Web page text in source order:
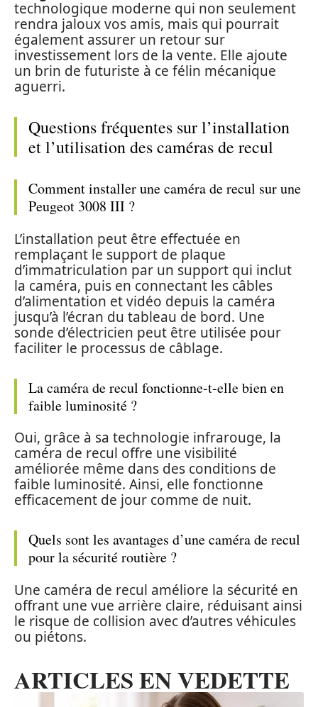
technologique moderne qui non seulement
rendra jaloux vos amis, mais qui pourrait
également assurer un retour sur
investissement lors de la vente. Elle ajoute
un brin de futuriste à ce félin mécanique
aguerri.
Questions fréquentes sur l’installation
et l’utilisation des caméras de recul
Comment installer une caméra de recul sur une
Peugeot 3008 III ?
L’installation peut être effectuée en
remplaçant le support de plaque
d’immatriculation par un support qui inclut
la caméra, puis en connectant les câbles
d’alimentation et vidéo depuis la caméra
jusqu’à l’écran du tableau de bord. Une
sonde d’électricien peut être utilisée pour
faciliter le processus de câblage.
La caméra de recul fonctionne-t-elle bien en
faible luminosité ?
Oui, grâce à sa technologie infrarouge, la
caméra de recul offre une visibilité
améliorée même dans des conditions de
faible luminosité. Ainsi, elle fonctionne
efficacement de jour comme de nuit.
Quels sont les avantages d’une caméra de recul
pour la sécurité routière ?
Une caméra de recul améliore la sécurité en
offrant une vue arrière claire, réduisant ainsi
le risque de collision avec d’autres véhicules
ou piétons.
ARTICLES EN VEDETTE